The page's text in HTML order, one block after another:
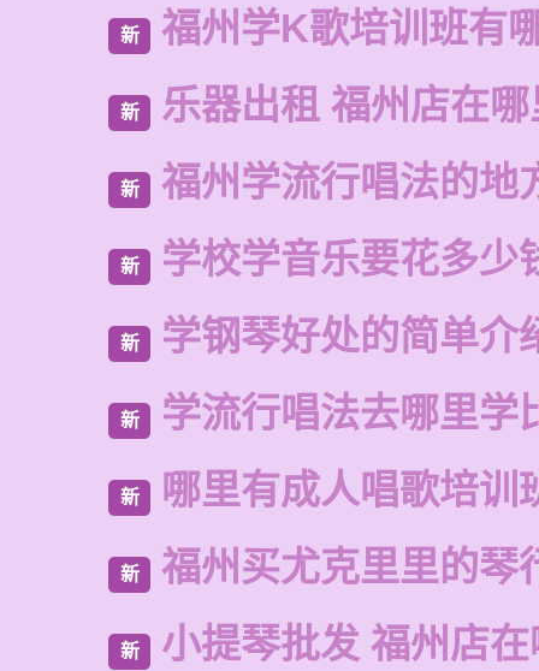
新 福州学K歌培训班有
新 乐器出租 福州店在
新 福州学流行唱法的地
新 学校学音乐要花多少
新 学钢琴好处的简单介
新 学流行唱法去哪里学
新 哪里有成人唱歌培训
新 福州买尤克里里的琴
新 小提琴批发 福州店